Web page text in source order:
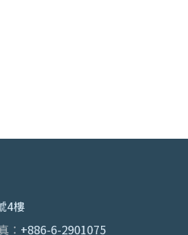
4樓
： +886-6-2901075